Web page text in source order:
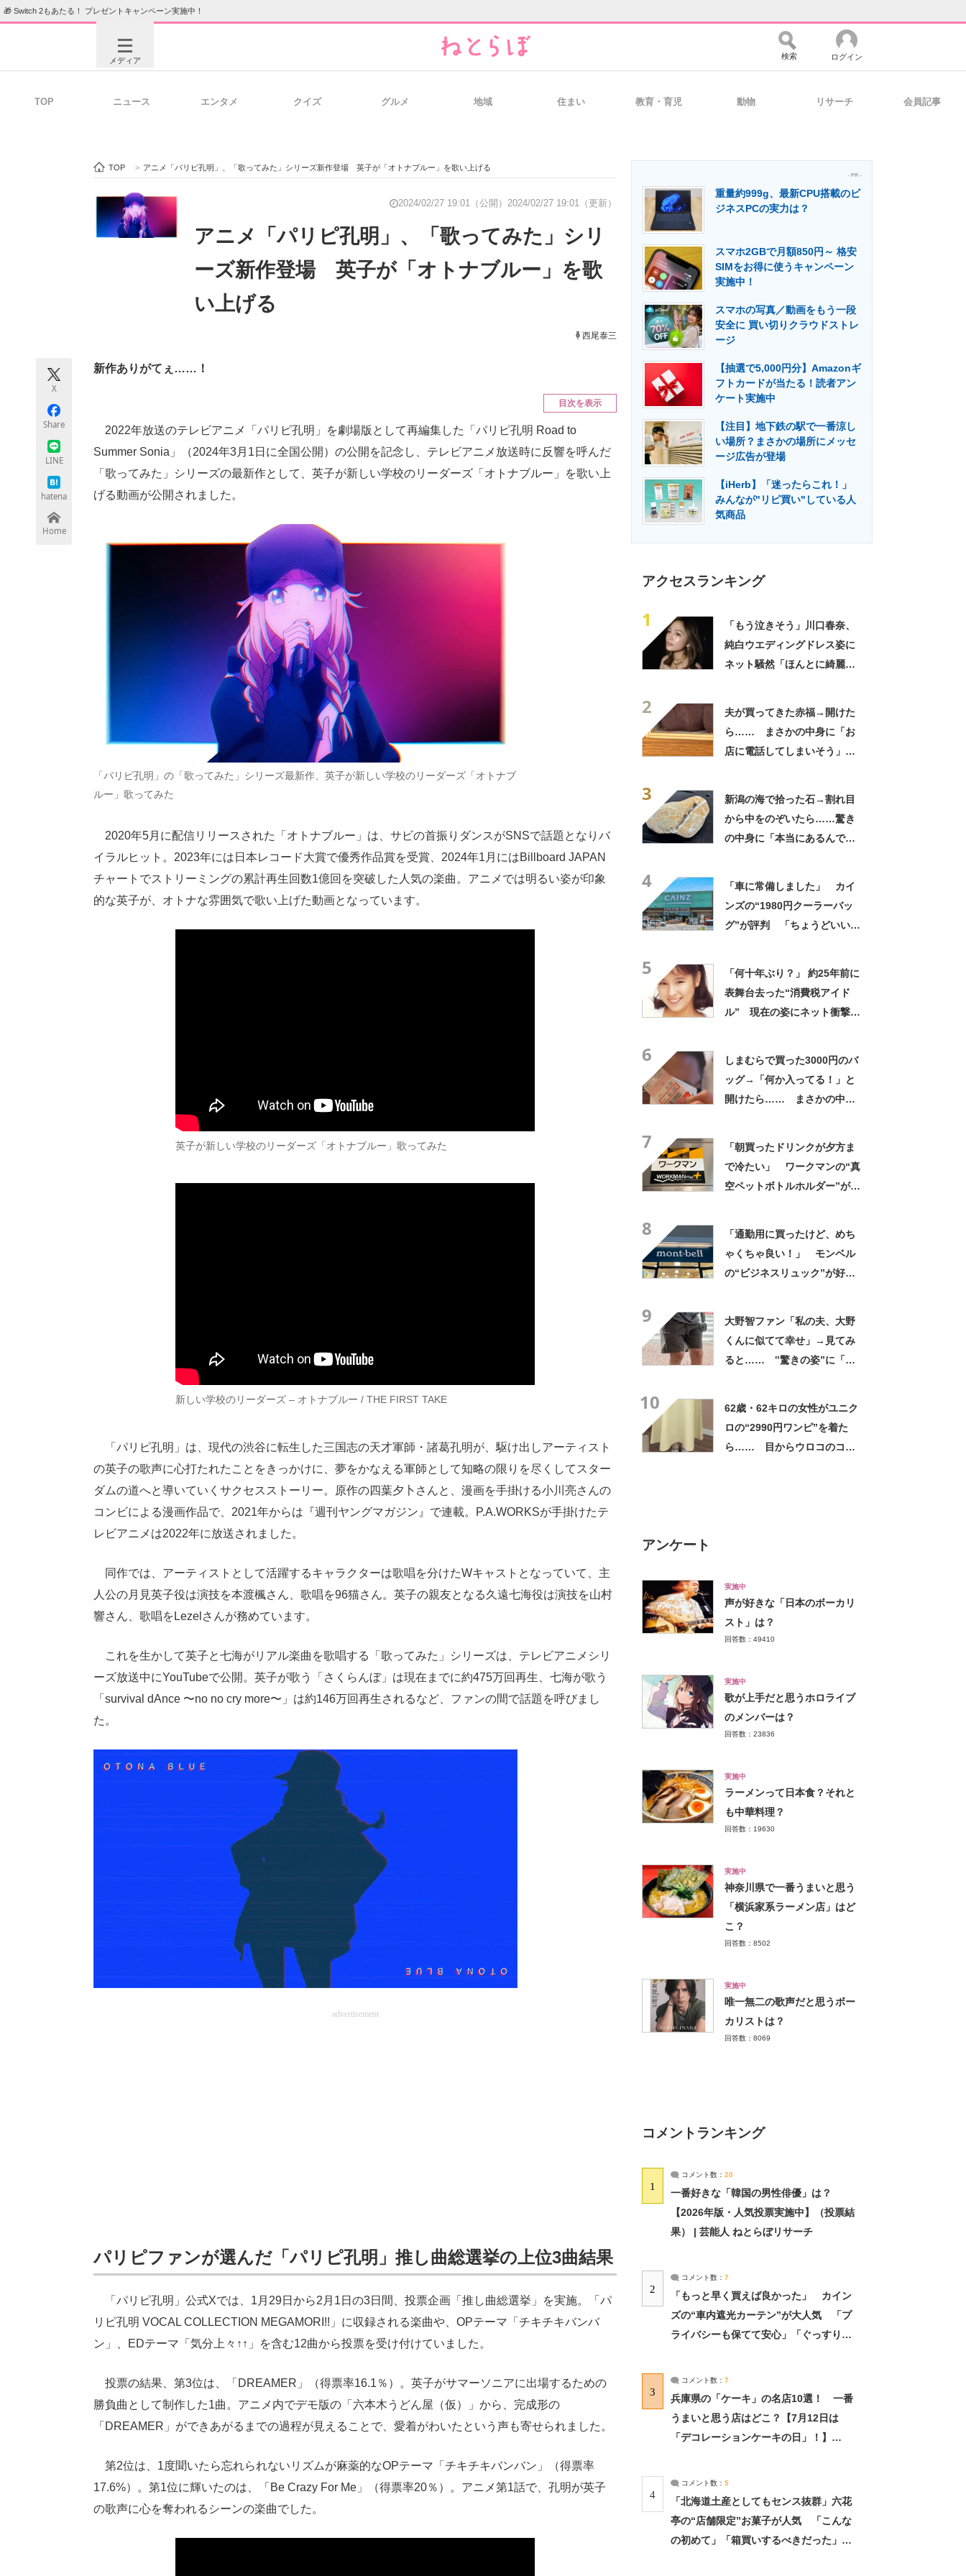
🎁 Switch 2もあたる！ プレゼントキャンペーン実施中！
メディア
ビジネスと働き方のヒント 経営リーダーのコミュニティ マーケ×ITの今がよく分かる
ITエンジニア向け専門サイト 企業向けIT製品の総合サイト IT製品の技術・比較・事例 製造業のIT導入・活用を支援
エネルギーの専門メディア 建設×テクノロジーの最前線
検索 ログイン
TOP ニュース エンタメ クイズ グルメ 地域 住まい 教育・育児 動物 リサーチ 会員記事
TOP > アニメ「パリピ孔明」、「歌ってみた」シリーズ新作登場 英子が「オトナブルー」を歌い上げる
2024/02/27 19:01（公開） 2024/02/27 19:01（更新）
アニメ「パリピ孔明」、「歌ってみた」シリ
ーズ新作登場 英子が「オトナブルー」を歌
い上げる
西尾泰三
X
Share
LINE
hatena
Home
新作ありがてぇ……！
目次を表示
2022年放送のテレビアニメ「パリピ孔明」を劇場版として再編集した「パリピ孔明 Road to
Summer Sonia」（2024年3月1日に全国公開）の公開を記念し、テレビアニメ放送時に反響を呼んだ
「歌ってみた」シリーズの最新作として、英子が新しい学校のリーダーズ「オトナブルー」を歌い上
げる動画が公開されました。
「パリピ孔明」の「歌ってみた」シリーズ最新作、英子が新しい学校のリーダーズ「オトナブ
ルー」歌ってみた
2020年5月に配信リリースされた「オトナブルー」は、サビの首振りダンスがSNSで話題となりバ
イラルヒット。2023年には日本レコード大賞で優秀作品賞を受賞、2024年1月にはBillboard JAPAN
チャートでストリーミングの累計再生回数1億回を突破した人気の楽曲。アニメでは明るい姿が印象
的な英子が、オトナな雰囲気で歌い上げた動画となっています。
英子が新しい学校のリーダーズ「オトナブルー」歌ってみた
新しい学校のリーダーズ – オトナブルー / THE FIRST TAKE
「パリピ孔明」は、現代の渋谷に転生した三国志の天才軍師・諸葛孔明が、駆け出しアーティスト
の英子の歌声に心打たれたことをきっかけに、夢をかなえる軍師として知略の限りを尽くしてスター
ダムの道へと導いていくサクセスストーリー。原作の四葉夕卜さんと、漫画を手掛ける小川亮さんの
コンビによる漫画作品で、2021年からは『週刊ヤングマガジン』で連載。P.A.WORKSが手掛けたテ
レビアニメは2022年に放送されました。
同作では、アーティストとして活躍するキャラクターは歌唱を分けたWキャストとなっていて、主
人公の月見英子役は演技を本渡楓さん、歌唱を96猫さん。英子の親友となる久遠七海役は演技を山村
響さん、歌唱をLezelさんが務めています。
これを生かして英子と七海がリアル楽曲を歌唱する「歌ってみた」シリーズは、テレビアニメシリ
ーズ放送中にYouTubeで公開。英子が歌う「さくらんぼ」は現在までに約475万回再生、七海が歌う
「survival dAnce 〜no no cry more〜」は約146万回再生されるなど、ファンの間で話題を呼びまし
た。
advertisement
パリピファンが選んだ「パリピ孔明」推し曲総選挙の上位3曲結果
「パリピ孔明」公式Xでは、1月29日から2月1日の3日間、投票企画「推し曲総選挙」を実施。「パ
リピ孔明 VOCAL COLLECTION MEGAMORI!!」に収録される楽曲や、OPテーマ「チキチキバンバ
ン」、EDテーマ「気分上々↑↑」を含む12曲から投票を受け付けていました。
投票の結果、第3位は、「DREAMER」（得票率16.1％）。英子がサマーソニアに出場するための
勝負曲として制作した1曲。アニメ内でデモ版の「六本木うどん屋（仮）」から、完成形の
「DREAMER」ができあがるまでの過程が見えることで、愛着がわいたという声も寄せられました。
第2位は、1度聞いたら忘れられないリズムが麻薬的なOPテーマ「チキチキバンバン」（得票率
17.6%）。第1位に輝いたのは、「Be Crazy For Me」（得票率20％）。アニメ第1話で、孔明が英子
の歌声に心を奪われるシーンの楽曲でした。
- PR -
重量約999g、最新CPU搭載のビ
ジネスPCの実力は？
スマホ2GBで月額850円～ 格安
SIMをお得に使うキャンペーン
実施中！
スマホの写真／動画をもう一段
安全に 買い切りクラウドストレ
ージ
【抽選で5,000円分】Amazonギ
フトカードが当たる！読者アン
ケート実施中
【注目】地下鉄の駅で一番涼し
い場所？まさかの場所にメッセ
ージ広告が登場
【iHerb】「迷ったらこれ！」
みんなが"リピ買い"している人
気商品
アクセスランキング
1
「もう泣きそう」川口春奈、
純白ウエディングドレス姿に
ネット騒然「ほんとに綺麗」
2
夫が買ってきた赤福→開けた
ら…… まさかの中身に「お
店に電話してしまいそう」
3
新潟の海で拾った石→割れ目
から中をのぞいたら……驚き
の中身に「本当にあるんです
4
「車に常備しました」 カイ
ンズの“1980円クーラーバッ
グ”が評判 「ちょうどいい大
5
「何十年ぶり？」 約25年前に
表舞台去った“消費税アイド
ル” 現在の姿にネット衝撃
6
しまむらで買った3000円のバ
ッグ→「何か入ってる！」と
開けたら…… まさかの中身
7
「朝買ったドリンクが夕方ま
で冷たい」 ワークマンの“真
空ペットボトルホルダー”が大
8
「通勤用に買ったけど、めち
ゃくちゃ良い！」 モンベル
の“ビジネスリュック”が好
9
大野智ファン「私の夫、大野
くんに似てて幸せ」→見てみ
ると…… ‟驚きの姿”に「最
10
62歳・62キロの女性がユニク
ロの“2990円ワンピ”を着た
ら…… 目からウロコのコー
アンケート
実施中
声が好きな「日本のボーカリ
スト」は？
回答数：49410
実施中
歌が上手だと思うホロライブ
のメンバーは？
回答数：23836
実施中
ラーメンって日本食？それと
も中華料理？
回答数：19630
実施中
神奈川県で一番うまいと思う
「横浜家系ラーメン店」はど
こ？
回答数：8502
実施中
唯一無二の歌声だと思うボー
カリストは？
回答数：8069
コメントランキング
1
コメント数： 20
一番好きな「韓国の男性俳優」は？
【2026年版・人気投票実施中】（投票結
果） | 芸能人 ねとらぼリサーチ
2
コメント数： 7
「もっと早く買えば良かった」 カイン
ズの“車内遮光カーテン”が大人気 「プ
ライバシーも保てて安心」「ぐっすり眠
3
コメント数： 7
兵庫県の「ケーキ」の名店10選！ 一番
うまいと思う店はどこ？【7月12日は
「デコレーションケーキの日」！】
4
コメント数： 5
「北海道土産としてもセンス抜群」六花
亭の“店舗限定”お菓子が人気 「こんな
の初めて」「箱買いするべきだった」